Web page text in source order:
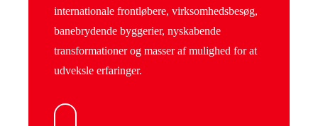
internationale frontløbere, virksomhedsbesøg,
banebrydende byggerier, nyskabende
transformationer og masser af mulighed for at
udveksle erfaringer.